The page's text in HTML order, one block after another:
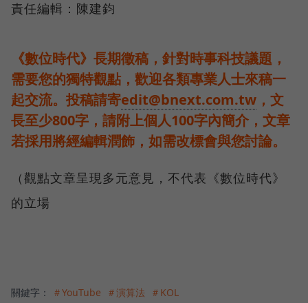
責任編輯：陳建鈞
《數位時代》長期徵稿，針對時事科技議題，
需要您的獨特觀點，歡迎各類專業人士來稿一
起交流。投稿請寄edit@bnext.com.tw ，文
長至少800字，請附上個人100字內簡介，文章
若採用將經編輯潤飾，如需改標會與您討論。
（觀點文章呈現多元意見，不代表《數位時代》
的立場
關鍵字： ＃YouTube ＃演算法 ＃KOL